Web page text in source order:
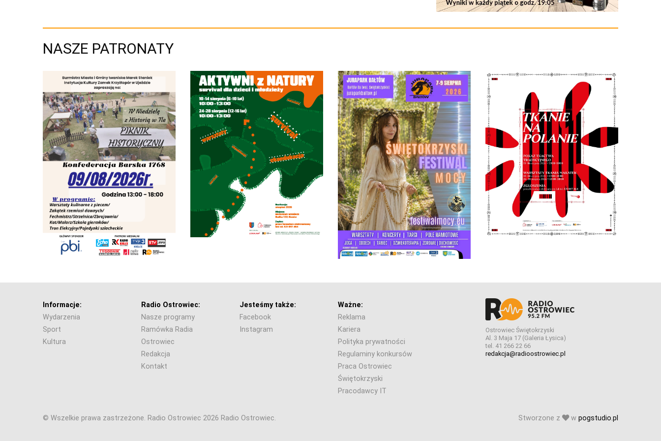
NASZE PATRONATY
Informacje:
Wydarzenia
Sport
Kultura
Radio Ostrowiec:
Nasze programy
Ramówka Radia
Ostrowiec
Redakcja
Kontakt
Jesteśmy także:
Facebook
Instagram
Ważne:
Reklama
Kariera
Polityka prywatności
Regulaminy konkursów
Praca Ostrowiec
Świętokrzyski
Pracodawcy IT
Ostrowiec Świętokrzyski
Al. 3 Maja 17 (Galeria Łysica)
tel. 41 266 22 66
redakcja@radioostrowiec.pl
© Wszelkie prawa zastrzeżone. Radio Ostrowiec 2026 Radio Ostrowiec. Stworzone z w pogstudio.pl